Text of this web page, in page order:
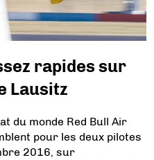
rapides sur
Lausitz
du monde Red Bull Air
pour les deux pilotes
2016, sur